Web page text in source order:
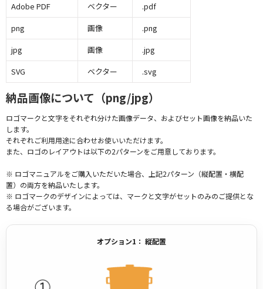
Adobe PDF
ベクター
.pdf
png
画像
.png
jpg
画像
.jpg
SVG
ベクター .svg
納品画像について（png/jpg）
ロゴマークと文字をそれぞれ分けた画像データ、およびセット画像を納品いた
します。
それぞれご利用用途に合わせお使いいただけます。
また、ロゴのレイアウトは以下の2パターンをご用意しております。
※ ロゴマニュアルをご購入いただいた場合、上記2パターン（縦配置・横配
置）の両方を納品いたします。
※ ロゴマークのデザインによっては、マークと文字がセットのみのご提供とな
る場合がございます。
オプション1： 縦配置